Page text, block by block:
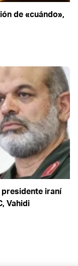
de «cuándo»,
iraní
Vahidi